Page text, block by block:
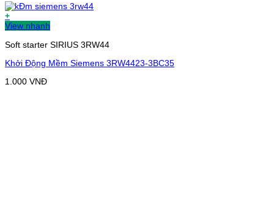
+
View nhanh
Soft starter SIRIUS 3RW44
Khởi Động Mềm Siemens 3RW4423-3BC35
1.000 VNĐ